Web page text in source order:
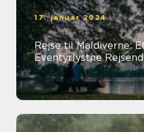
17. januar 2024
Rejse til Maldiverne:
Eventyrlystne